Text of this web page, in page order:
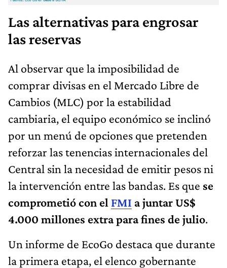
Las alternativas para engrosar
las reservas
Al observar que la imposibilidad de
comprar divisas en el Mercado Libre de
Cambios (MLC) por la estabilidad
cambiaria, el equipo económico se inclinó
por un menú de opciones que pretenden
reforzar las tenencias internacionales del
Central sin la necesidad de emitir pesos ni
la intervención entre las bandas. Es que se
comprometió con el FMI a juntar US$
4.000 millones extra para fines de julio.
Un informe de EcoGo destaca que durante
la primera etapa, el elenco gobernante